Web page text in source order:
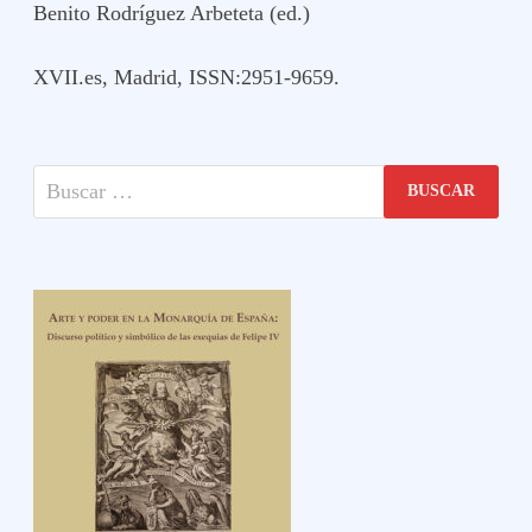
Benito Rodríguez Arbeteta (ed.)
XVII.es, Madrid, ISSN:2951-9659.
Buscar: